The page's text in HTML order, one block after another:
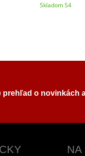
Skladom S4
prehľad o novinkách
NA